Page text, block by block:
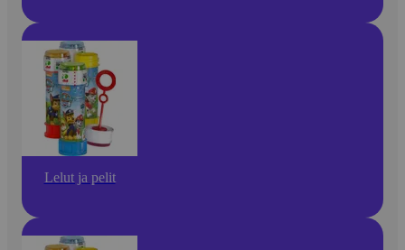
Lelut ja pelit